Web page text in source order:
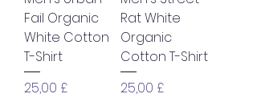
Fail Organic
White Cotton
T-Shirt
Pris
25,00 £
Rat White
Organic
Cotton T-Shirt
Pris
25,00 £